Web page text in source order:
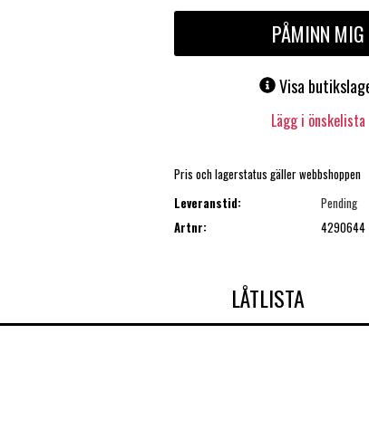
PÅMINN MIG
Visa
Lägg i önskelista
Pris och lagerstatus gäller webbshoppen
Leveranstid:
Pending
Artnr:
4290644
LÅTLISTA